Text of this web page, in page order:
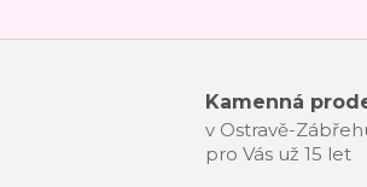
Kamenná
v Ostravě-
pro Vás už 15 let